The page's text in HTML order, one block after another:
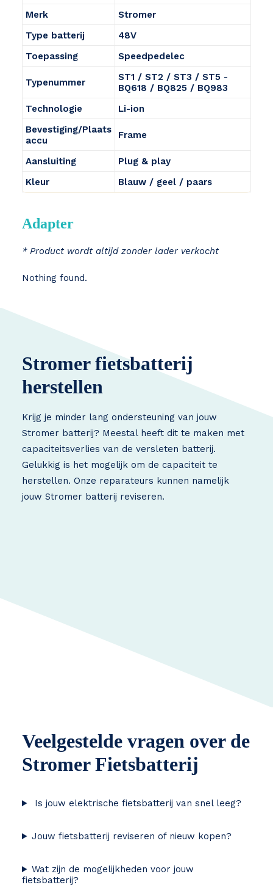
Merk
Stromer
Type batterij
48V
Toepassing
Speedpedelec
Typenummer
ST1 / ST2 / ST3 / ST5 -
BQ618 / BQ825 / BQ983
Technologie
Li-ion
Bevestiging/Plaats
accu
Frame
Aansluiting
Plug & play
Kleur
Blauw / geel / paars
Adapter
* Product wordt altijd zonder lader verkocht
Nothing found.
Stromer fietsbatterij
herstellen
Krijg je minder lang ondersteuning van jouw
Stromer batterij? Meestal heeft dit te maken met
capaciteitsverlies van de versleten batterij.
Gelukkig is het mogelijk om de capaciteit te
herstellen. Onze reparateurs kunnen namelijk
jouw Stromer batterij reviseren.
Veelgestelde vragen over de
Stromer Fietsbatterij
Is jouw elektrische fietsbatterij van snel leeg?
Jouw fietsbatterij reviseren of nieuw kopen?
Wat zijn de mogelijkheden voor jouw
fietsbatterij?